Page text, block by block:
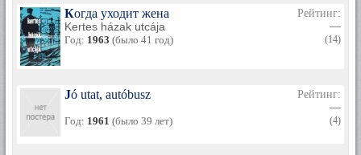
Когда уходит жена
Kertes házak utcája
Год: 1963 (было 41 год)
Рейтинг:
—
(14)
Jó utat, autóbusz
Год: 1961 (было 39 лет)
Рейтинг:
—
(4)